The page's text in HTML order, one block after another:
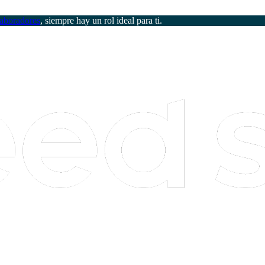
, siempre hay un rol ideal para ti.